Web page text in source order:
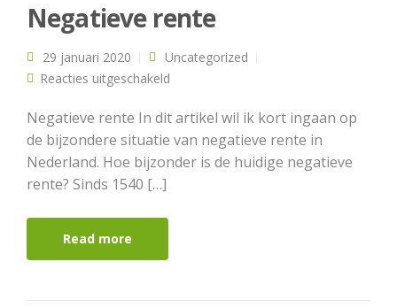
Negatieve rente
29 januari 2020
Uncategorized
Reacties uitgeschakeld
Negatieve rente In dit artikel wil ik kort ingaan op
de bijzondere situatie van negatieve rente in
Nederland. Hoe bijzonder is de huidige negatieve
rente? Sinds 1540 […]
Read more